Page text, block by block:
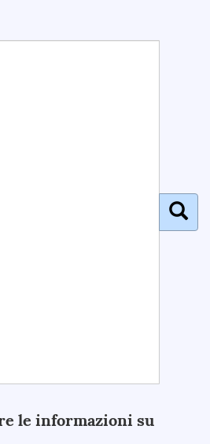
le informazioni su